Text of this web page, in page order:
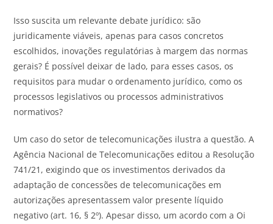
Isso suscita um relevante debate jurídico: são
juridicamente viáveis, apenas para casos concretos
escolhidos, inovações regulatórias à margem das normas
gerais? É possível deixar de lado, para esses casos, os
requisitos para mudar o ordenamento jurídico, como os
processos legislativos ou processos administrativos
normativos?
Um caso do setor de telecomunicações ilustra a questão. A
Agência Nacional de Telecomunicações editou a Resolução
741/21, exigindo que os investimentos derivados da
adaptação de concessões de telecomunicações em
autorizações apresentassem valor presente líquido
negativo (art. 16, § 2º). Apesar disso, um acordo com a Oi